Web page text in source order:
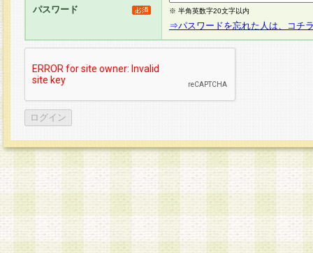
パスワード ※ 半角英数字20文字以内
⇒パスワードを忘れた人は、コチ